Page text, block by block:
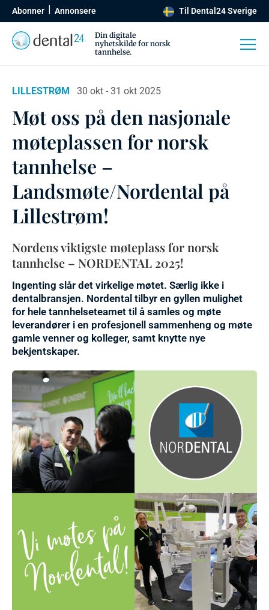
Abonner Annonsere Til Dental24 Sverige
Din digitale
nyhetskilde for norsk
tannhelse.
LILLESTRØM 30 okt - 31 okt 2025
Møt oss på den nasjonale
møteplassen for norsk
tannhelse –
Landsmøte/Nordental på
Lillestrøm!
Nordens viktigste møteplass for norsk
tannhelse – NORDENTAL 2025!
Ingenting slår det virkelige møtet. Særlig ikke i
dentalbransjen. Nordental tilbyr en gyllen mulighet
for hele tannhelseteamet til å samles og møte
leverandører i en profesjonell sammenheng og møte
gamle venner og kolleger, samt knytte nye
bekjentskaper.